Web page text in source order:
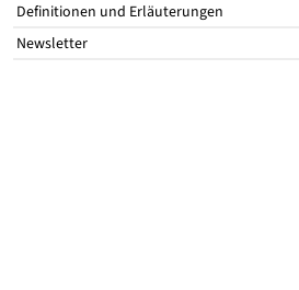
Definitionen und Erläuterungen
Newsletter